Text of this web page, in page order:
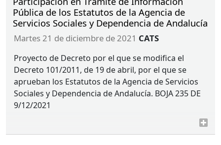
Pública de los Estatutos de la Agencia de
Servicios Sociales y Dependencia de Andalucía
martes 21 de diciembre de 2021 CATS
Proyecto de Decreto por el que se modifica el
Decreto 101/2011, de 19 de abril, por el que se
aprueban los Estatutos de la Agencia de Servicios
Sociales y Dependencia de Andalucía. BOJA235 DE
9/12/2021